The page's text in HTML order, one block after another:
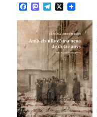
F
a
c
e
b
o
k
M
a
s
t
o
d
o
n
T
e
l
e
g
r
a
m
X